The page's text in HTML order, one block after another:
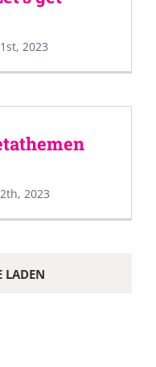
2023
2023
LADEN